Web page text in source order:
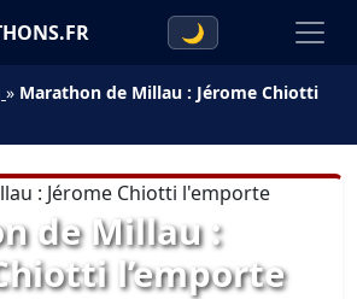
🌙
» Marathon de Millau : Jérome Chiotti
de Millau :
l’emporte